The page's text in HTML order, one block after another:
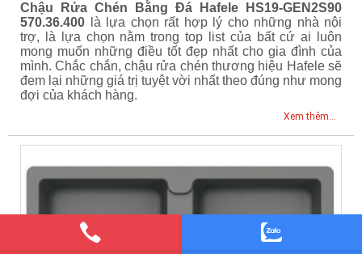
Chậu Rửa Chén Bằng Đá Hafele HS19-GEN2S90
570.36.400
là lựa chọn rất hợp lý cho những nhà nội
trợ, là lựa chọn nằm trong top list của bất cứ ai luôn
mong muốn những điều tốt đẹp nhất cho gia đình của
mình. Chắc chắn, chậu rửa chén thương hiệu Hafele sẽ
đem lại những giá trị tuyệt vời nhất theo đúng như mong
đợi của khách hàng.
Xem thêm...